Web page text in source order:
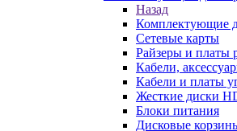
Назад
Комплектующие
Сетевые карты
Райзеры и платы
Кабели,
Кабели и платы
Жесткие диски
Блоки питания
Дисковые